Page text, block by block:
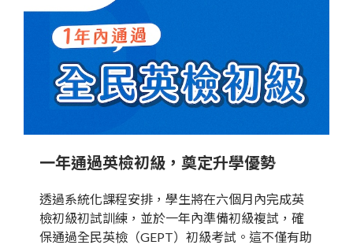
一年通過英檢初級，奠定升學優勢
透過系統化課程安排，學生將在六個月內完成英
檢初級初試訓練，並於一年內準備初級複試，確
保通過全民英檢（GEPT）初級考試。這不僅有助